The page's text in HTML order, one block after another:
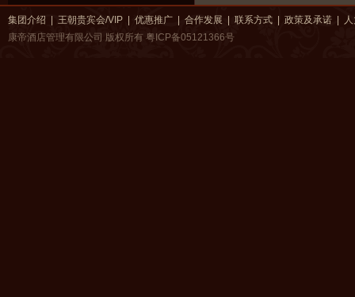
集团介绍 王朝贵宾会/VIP 优惠推广 合作发展 联系方式 政策及承诺
康帝酒店管理有限公司 版权所有 粤ICP备05121366号